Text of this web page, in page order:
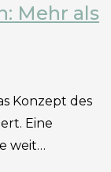
Mehr als
Konzept des
Eine
weit…